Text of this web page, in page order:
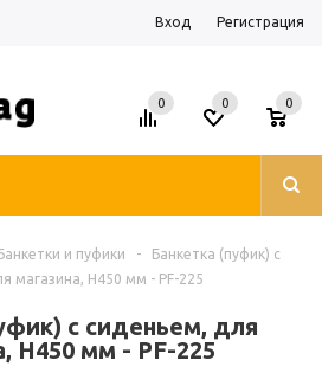
Вход Регистрация
0 0
0
и пуфики -
Банкетка (пуфик) с
магазина, H450 мм - PF-225
с сиденьем, для
H450 мм - PF-225